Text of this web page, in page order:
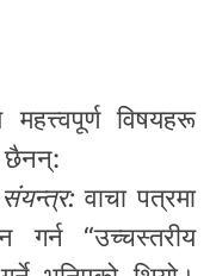
विषयहरू
छैनन्:
वाचा पत्रमा
गर्न “उच्चस्तरीय